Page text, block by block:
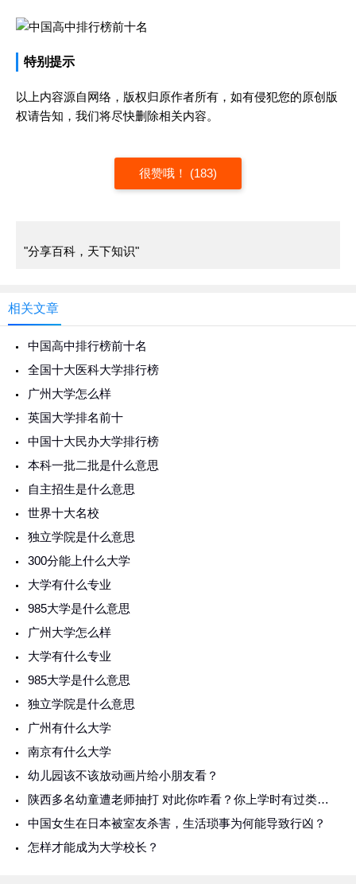
特别提示
以上内容源自网络，版权归原作者所有，如有侵犯您的原创版
权请告知，我们将尽快删除相关内容。
很赞哦！ (183)
"分享百科，天下知识"
相关文章
中国高中排行榜前十名
全国十大医科大学排行榜
广州大学怎么样
英国大学排名前十
中国十大民办大学排行榜
本科一批二批是什么意思
自主招生是什么意思
世界十大名校
独立学院是什么意思
300分能上什么大学
大学有什么专业
985大学是什么意思
广州大学怎么样
大学有什么专业
985大学是什么意思
独立学院是什么意思
广州有什么大学
南京有什么大学
幼儿园该不该放动画片给小朋友看？
陕西多名幼童遭老师抽打 对此你咋看？你上学时有过类似遭遇吗？
中国女生在日本被室友杀害，生活琐事为何能导致行凶？
怎样才能成为大学校长？